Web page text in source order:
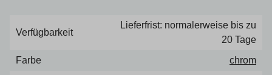
Verfügbarkeit
Lieferfrist: normalerweise bis zu
20 Tage
Farbe
chrom